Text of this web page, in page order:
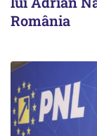
România